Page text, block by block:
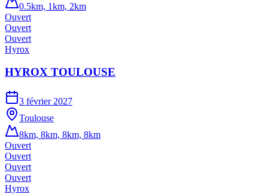
0.5km, 1km, 2km
Ouvert
Ouvert
Ouvert
Hyrox
HYROX TOULOUSE
3 février 2027
Toulouse
8km, 8km, 8km, 8km
Ouvert
Ouvert
Ouvert
Ouvert
Hyrox